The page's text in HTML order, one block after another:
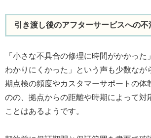
引き渡し後のアフターサービスへの不
「小さな不具合の修理に時間がかかっ
わかりにくかった」という声も少数なが
期点検の頻度やカスタマーサポートの体
のの、拠点からの距離や時期によって対
ことはあるようです。